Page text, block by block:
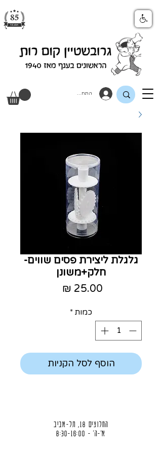
התחבר
גלגלת ליצירת פסים שווים-
חלק+משונן
כמות *
הוסף לסל הקניות
החלוצים 18, תל-אביב
א'-ה' - 8:30-16:00